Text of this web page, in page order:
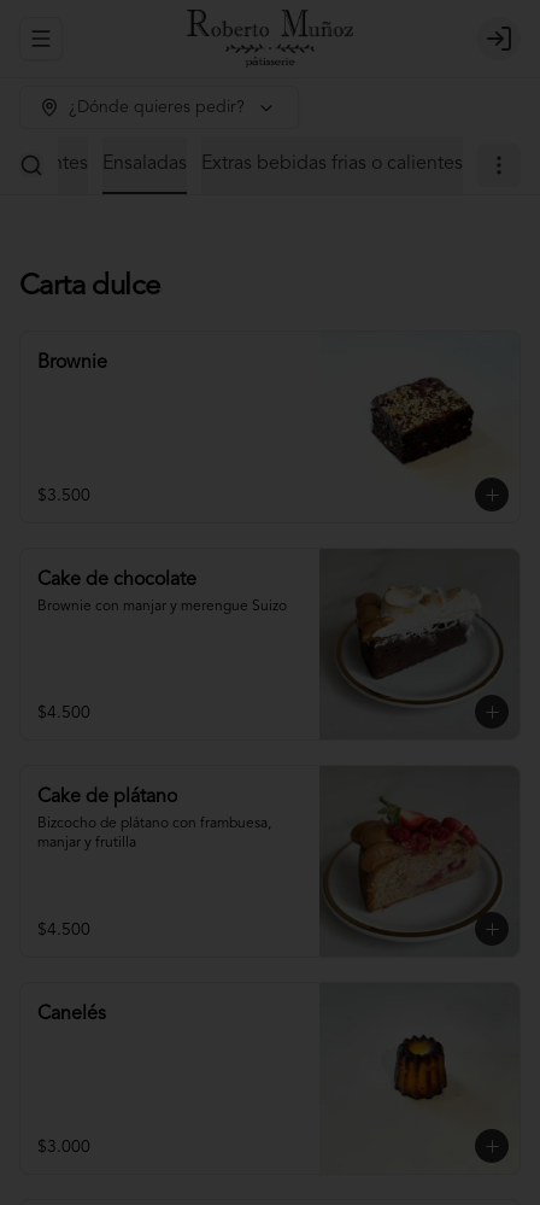
Abrir menu de navegación Login
¿Dónde quieres pedir?
calientes Ensaladas Extras bebidas frias o calientes
Carta dulce
Brownie
$3.500
Cake de chocolate
Brownie con manjar y merengue Suizo
$4.500
Cake de plátano
Bizcocho de plátano con frambuesa,
manjar y frutilla
$4.500
Canelés
$3.000